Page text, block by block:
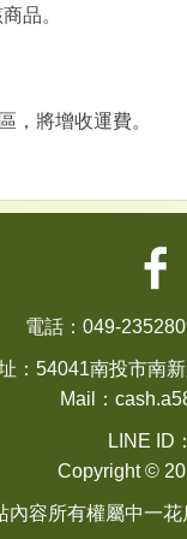
品。
，將增收運費。
電話：049-
：54041南投市南
Mail：
LINE ID
Copyright ©
內容所有權屬中一